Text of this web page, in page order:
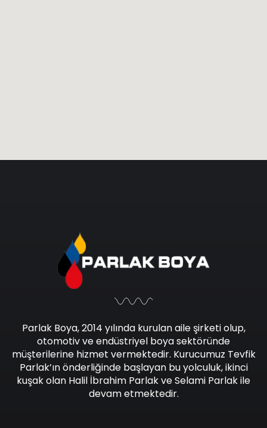
Parlak Boya, 2014 yılında kurulan aile şirketi olup,
otomotiv ve endüstriyel boya sektöründe
müşterilerine hizmet vermektedir. Kurucumuz Tevfik
Parlak’ın önderliğinde başlayan bu yolculuk, ikinci
kuşak olan Halil İbrahim Parlak ve Selami Parlak ile
devam etmektedir.